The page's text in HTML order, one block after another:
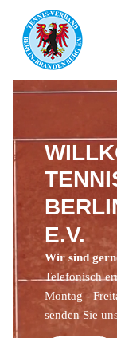
E.V.
Wir sind
Telefonisch
Montag -
senden Sie